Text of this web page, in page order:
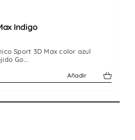
Indigo
Sport 3D Max color azul
Go...
Añadir